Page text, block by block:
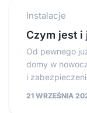
Instalacje
Czym jest i
Od pewnego
domy w
i
21 WRZEŚNIA